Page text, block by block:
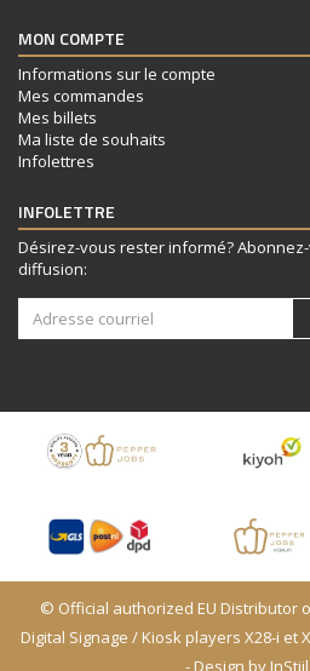
MON COMPTE
Informations sur le compte
Mes commandes
Mes billets
Ma liste de souhaits
Infolettres
INFOLETTRE
Désirez-vous rester informé?
diffusion:
© Official authorized EU Distributor
Digital Signage / Kiosk players X28-i et
- Design by